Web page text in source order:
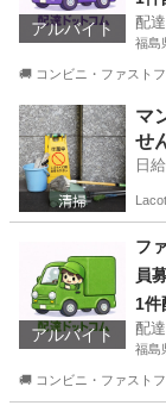
アルバイト 配
福島
🚚 コンビニ・ファスト
福島 会津若松市
マ
せ
アルバイト
フ
員
1件
配
福島
🚚 コンビニ・ファスト